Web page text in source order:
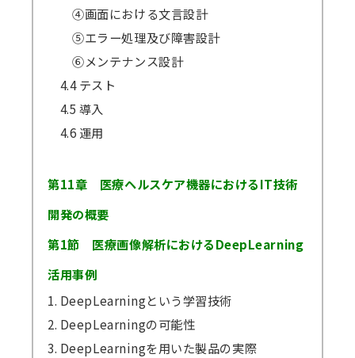
④画面における文言設計
⑤エラー処理及び障害設計
⑥メンテナンス設計
4.4 テスト
4.5 導入
4.6 運用
第11章 医療ヘルスケア機器におけるIT技術
開発の概要
第1節 医療画像解析におけるDeepLearning
活用事例
1. DeepLearningという学習技術
2. DeepLearningの可能性
3. DeepLearningを用いた製品の実際